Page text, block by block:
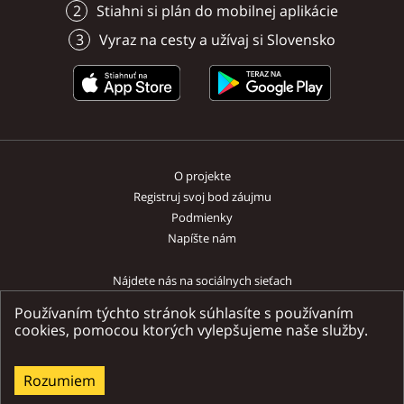
storočia.
Stiahni si plán do mobilnej aplikácie
Vyraz na cesty a užívaj si Slovensko
O projekte
Registruj svoj bod záujmu
Podmienky
Napíšte nám
Nájdete nás na sociálnych sieťach
Ministerstvo dopravy a výstavby SR | Národný turistický systém SR
Používaním týchto stránok súhlasíte s používaním
cookies, pomocou ktorých vylepšujeme naše služby.
Rozumiem